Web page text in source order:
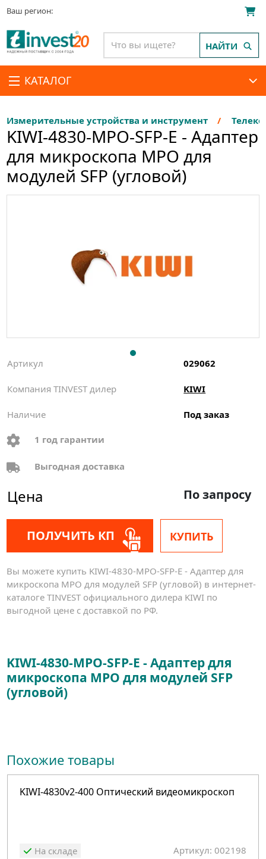
Ваш регион:
КАТАЛОГ
НАЙТИ
Измерительные устройства и инструмент
KIWI-4830-MPO-SFP-E - Адаптер
для микроскопа MPO для
модулей SFP (угловой)
Артикул 029062
Компания TINVEST дилер KIWI
Наличие Под заказ
1 год гарантии
Выгодная доставка
Цена По запросу
ПОЛУЧИТЬ КП КУПИТЬ
Вы можете купить KIWI-4830-MPO-SFP-E - Адаптер для
микроскопа MPO для модулей SFP (угловой) в интернет-
каталоге TINVEST официального дилера KIWI по
выгодной цене с доставкой по РФ.
KIWI-4830-MPO-SFP-E - Адаптер для
микроскопа MPO для модулей SFP
(угловой)
Похожие товары
KIWI-4830v2-400 Оптический видеомикроскоп
На складе Артикул: 002198